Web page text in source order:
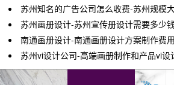
苏州知名的广告公司怎么收费-苏州规模
苏州画册设计-苏州宣传册设计需要多少
南通画册设计-南通画册设计方案制作费用
苏州vi设计公司-高端画册制作和产品vi设